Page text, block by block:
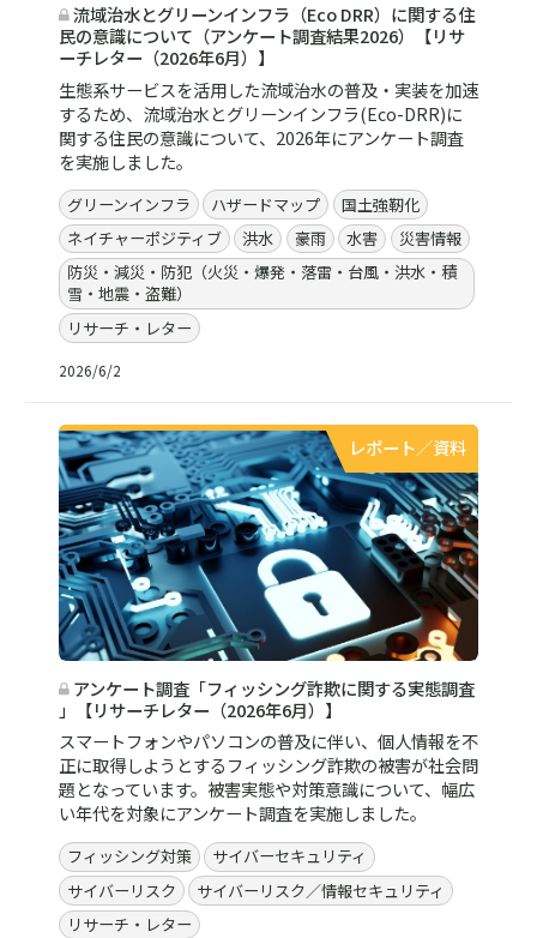
流域治水とグリーンインフラ（Eco DRR）に関する住
民の意識について（アンケート調査結果2026）【リサ
ーチレター（2026年6月）】
生態系サービスを活用した流域治水の普及・実装を加速
するため、流域治水とグリーンインフラ(Eco-DRR)に
関する住民の意識について、2026年にアンケート調査
を実施しました。
グリーンインフラ ハザードマップ
国土強靭化
ネイチャーポジティブ
洪水 豪雨 水害
災害情報
防災・減災・防犯（火災・爆発・落雷・台風・洪水・積
雪・地震・盗難）
リサーチ・レター
2026/6/2
レポート／資料
アンケート調査「フィッシング詐欺に関する実態調査
」【リサーチレター（2026年6月）】
スマートフォンやパソコンの普及に伴い、個人情報を不
正に取得しようとするフィッシング詐欺の被害が社会問
題となっています。被害実態や対策意識について、幅広
い年代を対象にアンケート調査を実施しました。
フィッシング対策
サイバーセキュリティ
サイバーリスク
サイバーリスク／情報セキュリティ
リサーチ・レター